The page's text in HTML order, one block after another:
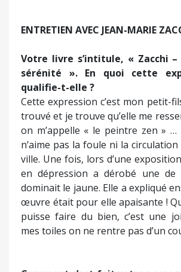
Comment s’est fait votre
à Paris ?
En fai,t je suis né en Algérie, à
précisément, à une époque où les
de grands voyageurs. Mon
Quand j’ai eu deux ans ma
s’installée à Boulogne-
vacances je les passais à
parents sont originaires. En 1962
à L’Ecole Supérieure des Arts
étaient dispensées plusieurs
allé en architecture.